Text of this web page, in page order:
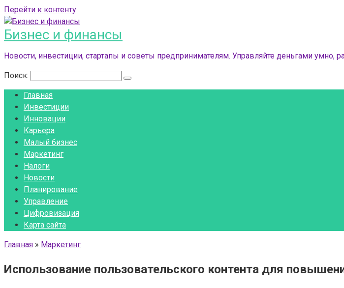
Перейти к контенту
Бизнес и финансы
Новости, инвестиции, стартапы и советы предпринимателям. Управляйте деньгами умно,
Поиск:
Главная
Инвестиции
Инновации
Карьера
Малый бизнес
Маркетинг
Налоги
Новости
Планирование
Управление
Цифровизация
Карта сайта
Главная » Маркетинг
Использование пользовательского контента для